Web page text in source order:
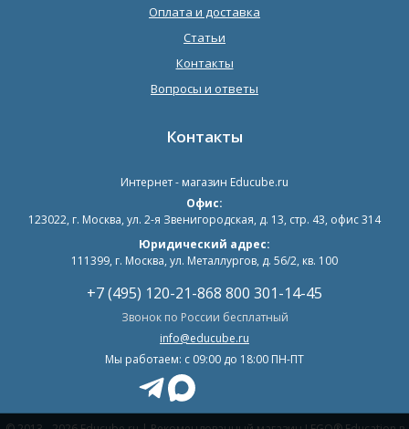
Оплата и доставка
Статьи
Контакты
Вопросы и ответы
Контакты
Интернет - магазин Educube.ru
Офис:
123022, г. Москва, ул. 2-я Звенигородская, д. 13, стр. 43, офис 314
Юридический адрес:
111399, г. Москва, ул. Металлургов, д. 56/2, кв. 100
+7 (495) 120-21-868 800 301-14-45
Звонок по России бесплатный
info@educube.ru
Мы работаем: c 09:00 до 18:00 ПН-ПТ